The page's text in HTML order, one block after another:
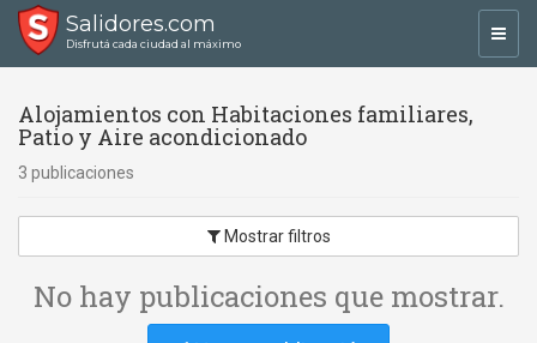
Salidores.com
Disfrutá cada ciudad al máximo
Alojamientos con Habitaciones familiares,
Patio y Aire acondicionado
3 publicaciones
Mostrar filtros
No hay publicaciones que mostrar.